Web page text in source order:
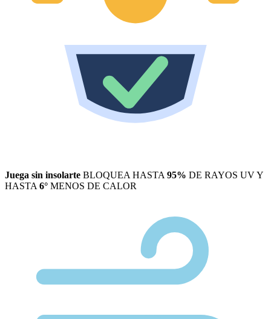
Juega sin insolarte BLOQUEA HASTA95% DE RAYOS UV Y
HASTA6° MENOS DE CALOR